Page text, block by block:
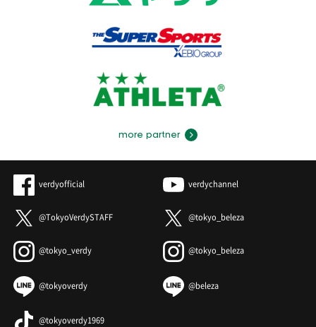
more partner
verdyofficial verdychannel
@TokyoVerdySTAFF @tokyo_beleza
@tokyo_verdy @tokyo_beleza
@tokyoverdy @beleza
@tokyoverdy1969